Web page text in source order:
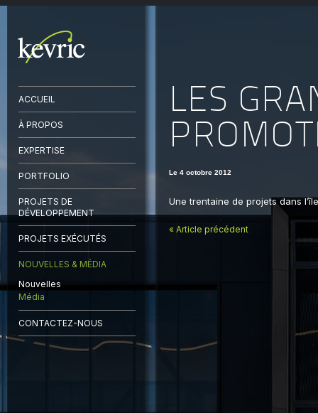
LES
Le 4 octobre 2012
Une trentaine de projets dans
« Article précédent
ACCUEIL
À PROPOS
EXPERTISE
PORTFOLIO
PROJETS DE
DÉVELOPPEMENT
PROJETS EXÉCUTÉS
NOUVELLES & MÉDIA
Nouvelles
Média
CONTACTEZ-NOUS